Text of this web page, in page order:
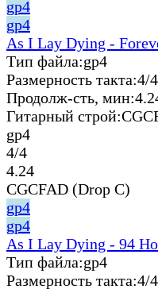
gp4
gp4
As I Lay Dying -
Тип файла:gp4
Размерность такта:4/4
Продолж-сть, мин:
Гитарный строй:
gp4
4/4
4.24
CGCFAD (Drop C)
gp4
gp4
As I Lay Dying - 94
Тип файла:gp4
Размерность такта:4/4